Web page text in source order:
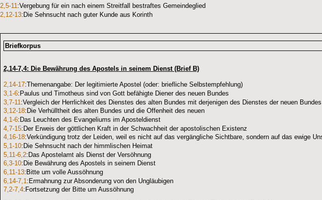
2,5-11 :Vergebung für ein nach einem Streitfall bestraftes Gemeindeglied
2,12-13:Die Sehnsucht nach guter Kunde aus Korinth
Briefkorpus
2,14-7,4: Die Bewährung des Apostels in seinem Dienst (Brief B)
2,14-17:Themenangabe: Der legitimierte Apostel (oder: briefliche Selbstempfehlung)
3,1-6:Paulus und Timotheus sind von Gott befähigte Diener des neuen Bundes
3,7-11 :Vergleich der Herrlichkeit des Dienstes des alten Bundes mit derjenigen des Dienstes der neuen Bundes
3,12-18:Die Verhülltheit des alten Bundes und die Offenheit des neuen
4,1-6:Das Leuchten des Evangeliums im Aposteldienst
4,7-15:Der Erweis der göttlichen Kraft in der Schwachheit der apostolischen Existenz
4,16-18:Verkündigung trotz der Leiden, weil es nicht auf das vergängliche Sichtbare, sondern auf das ewige
5,1-10:Die Sehnsucht nach der himmlischen Heimat
5,11-6,2:Das Apostelamt als Dienst der Versöhnung
6,3-10:Die Bewährung des Apostels in seinem Dienst
6,11-13:Bitte um volle Aussöhnung
6,14-7,1 :Ermahnung zur Absonderung von den Ungläubigen
7,2-7,4:Fortsetzung der Bitte um Aussöhnung